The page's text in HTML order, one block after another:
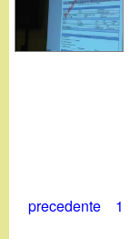
Pprecedente
1